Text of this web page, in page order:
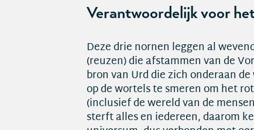
Verantwoordelijk voor
Deze drie nornen leggen al
(reuzen) die afstammen van de
bron van Urd die zich onderaan
op de wortels te smeren om het
(inclusief de wereld van de
sterft alles en iedereen, daarom